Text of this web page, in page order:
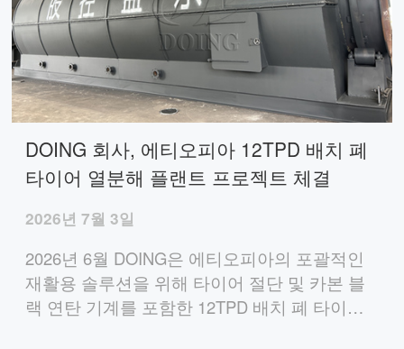
DOING 회사, 에티오피아 12TPD 배치 폐
타이어 열분해 플랜트 프로젝트 체결
2026년 7월 3일
2026년 6월 DOING은 에티오피아의 포괄적인
재활용 솔루션을 위해 타이어 절단 및 카본 블
랙 연탄 기계를 포함한 12TPD 배치 폐 타이어